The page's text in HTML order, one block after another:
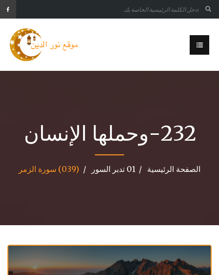
232-وحملها الإنسان
الصفحة الرئيسية 01 تدبر السور (039) سورة الزمر